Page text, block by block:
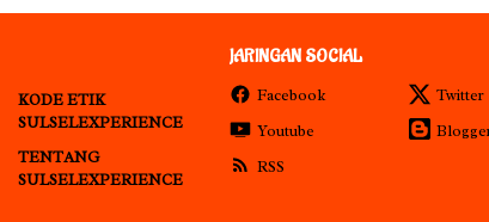
KODE ETIK
SULSELEXPERIENCE
TENTANG
SULSELEXPERIENCE
JARINGAN SOCIAL
Facebook Twitter
Youtube
RSS